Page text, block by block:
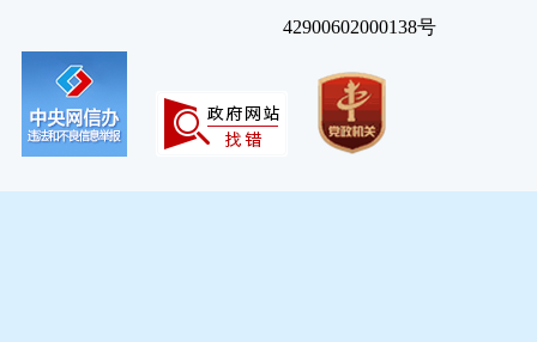
42900602000138号